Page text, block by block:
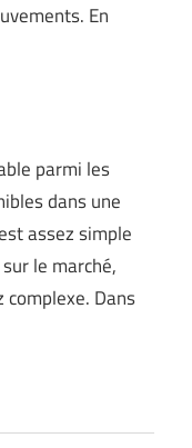
En
parmi les
dans une
assez simple
le marché,
Dans